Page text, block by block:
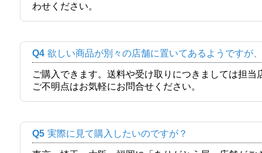
わせください。
Q4 欲しい商品が別々の店舗に置いてあるようですが
ご購入できます。送料や受け取りにつきましては担
ご不明点はお気軽にお問合せください。
Q5 実際に見て購入したいのですが？